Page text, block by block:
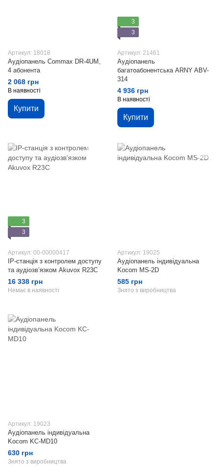
Артикул: 18018
Аудіопанель Commax DR-4UM,
4 абонента
2 068 грн
В наявності
Купити
3
3
Артикул: 21461
Аудіопанель
багатоабонентська ARNY ABV-
314
4 936 грн
В наявності
Купити
3
3
Артикул: 00-00000417
IP-станція з контролем доступу
та аудіозв’язком Akuvox R23C
16 338 грн
Немає в наявності
Артикул: 19025
Аудіопанель індивідуальна
Kocom MS-2D
585 грн
Знято з виробництва
Артикул: 19023
Аудіопанель індивідуальна
Kocom KC-MD10
630 грн
Знято з виробництва